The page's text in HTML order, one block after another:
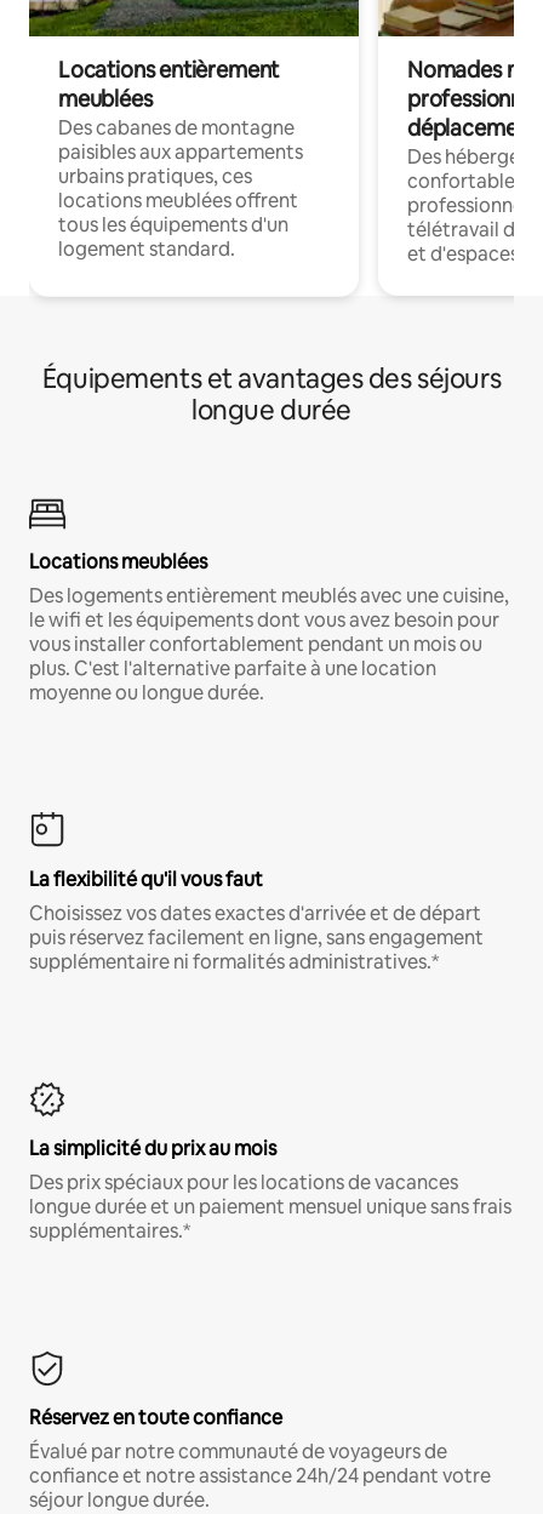
Locations entièrement
meublées
Des cabanes de montagne
paisibles aux appartements
urbains pratiques, ces
locations meublées offrent
tous les équipements d'un
logement standard.
Nomades
déplacement
Des
confortables
professionnels
télétravail
et d'espaces
Équipements et avantages des séjours
longue durée
Locations meublées
Des logements entièrement meublés avec une cuisine,
le wifi et les équipements dont vous avez besoin pour
vous installer confortablement pendant un mois ou
plus. C'est l'alternative parfaite à une location
moyenne ou longue durée.
La flexibilité qu'il vous faut
Choisissez vos dates exactes d'arrivée et de départ
puis réservez facilement en ligne, sans engagement
supplémentaire ni formalités administratives.*
La simplicité du prix au mois
Des prix spéciaux pour les locations de vacances
longue durée et un paiement mensuel unique sans frais
supplémentaires.*
Réservez en toute confiance
Évalué par notre communauté de voyageurs de
confiance et notre assistance 24h/24 pendant votre
séjour longue durée.